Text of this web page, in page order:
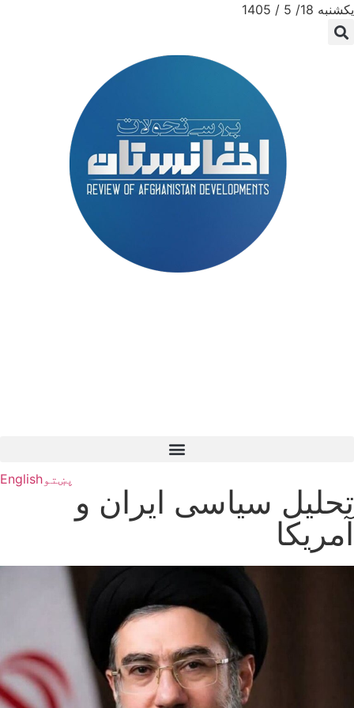
یکشنبه 18/ 5 / 1405
پښتوEnglish
تحلیل سیاسی ایران و
آمریکا